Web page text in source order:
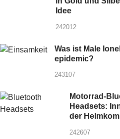
Idee
242012
Was ist Male
epidemic?
243107
Motorrad-
Headsets:
der
242607